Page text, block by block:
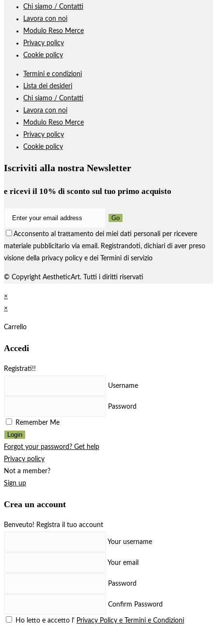
Chi siamo / Contatti
Lavora con noi
Modulo Reso Merce
Privacy policy
Cookie policy
Termini e condizioni
Lista dei desideri
Chi siamo / Contatti
Lavora con noi
Modulo Reso Merce
Privacy policy
Cookie policy
Iscriviti alla nostra Newsletter
e ricevi il 10% di sconto sul tuo primo acquisto
Go
Acconsento al trattamento dei miei dati personali per ricevere
materiale pubblicitario via email. Registrandoti, dichiari di aver preso
visione della privacy policy e dei Termini di servizio
© Copyright AestheticArt. Tutti i diritti riservati
×
×
Carrello
Accedi
Registrati!!
Username
Password
Remember Me
Login
Forgot your password? Get help
Privacy policy
Not a member?
Sign up
Crea un account
Benveuto! Registra il tuo account
Your username
Your email
Password
Confirm Password
Ho letto e accetto l' Privacy Policy e Termini e Condizioni